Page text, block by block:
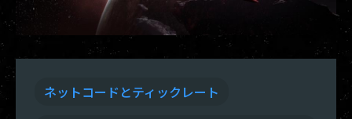
ネットコードとティックレート